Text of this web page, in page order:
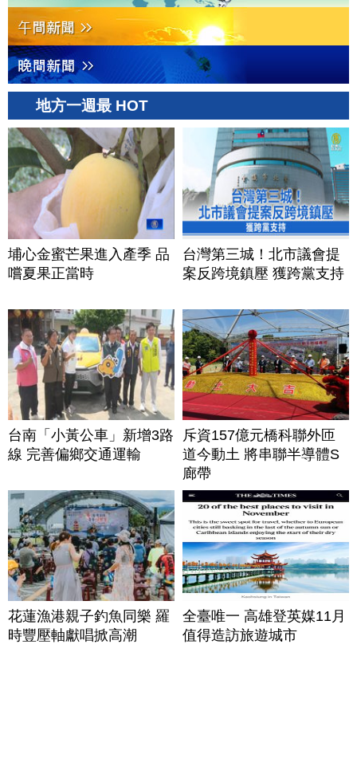
地方一週最 HOT
埔心金蜜芒果進入產季 品
嚐夏果正當時
台灣第三城！北市議會提
案反跨境鎮壓 獲跨黨支持
台南「小黃公車」新增3路
線 完善偏鄉交通運輸
斥資157億元橋科聯外匝
道今動土 將串聯半導體S
廊帶
花蓮漁港親子釣魚同樂 羅
時豐壓軸獻唱掀高潮
全臺唯一 高雄登英媒11月
值得造訪旅遊城市